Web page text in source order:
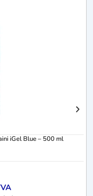
iGel Blue – 500 ml